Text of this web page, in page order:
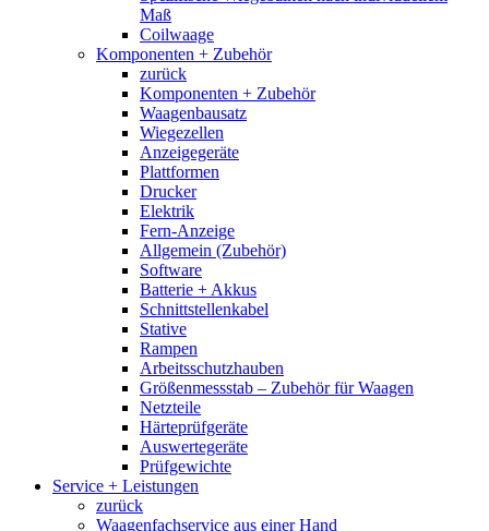
Maß
Coilwaage
Komponenten + Zubehör
zurück
Komponenten + Zubehör
Waagenbausatz
Wiegezellen
Anzeigegeräte
Plattformen
Drucker
Elektrik
Fern-Anzeige
Allgemein (Zubehör)
Software
Batterie + Akkus
Schnittstellenkabel
Stative
Rampen
Arbeitsschutzhauben
Größenmessstab – Zubehör für Waagen
Netzteile
Härteprüfgeräte
Auswertegeräte
Prüfgewichte
Service + Leistungen
zurück
Waagenfachservice aus einer Hand